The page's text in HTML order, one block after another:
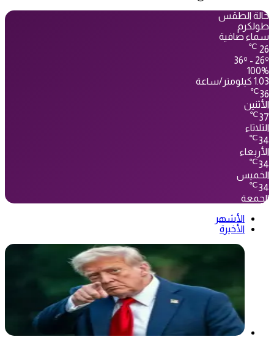
حالة الطقس
طولكرم
سماء صافية
26
℃
36º - 26º
100%
1.03 كيلومتر/ساعة
36
℃
الأثنين
37
℃
الثلاثاء
34
℃
الأربعاء
34
℃
الخميس
34
℃
الجمعة
الأشهر
الأخيرة